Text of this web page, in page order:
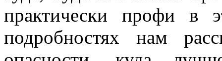
практически профи в
подробностях нам